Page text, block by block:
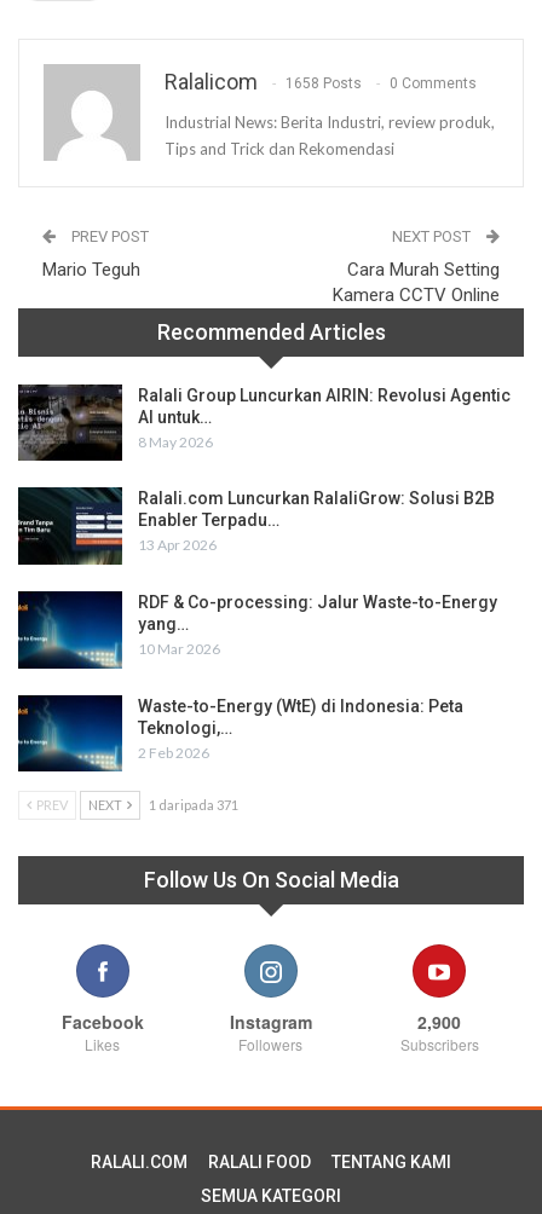
Ralalicom 1658 Posts 0 Comments
Industrial News: Berita Industri, review produk,
Tips and Trick dan Rekomendasi
PREV POST
Mario Teguh
NEXT POST
Cara Murah Setting
Kamera CCTV Online
Recommended Articles
Ralali Group Luncurkan AIRIN: Revolusi Agentic
AI untuk…
8 May 2026
Ralali.com Luncurkan RalaliGrow: Solusi B2B
Enabler Terpadu…
13 Apr 2026
RDF & Co-processing: Jalur Waste-to-Energy
yang…
10 Mar 2026
Waste-to-Energy (WtE) di Indonesia: Peta
Teknologi,…
2 Feb 2026
PREV NEXT 1 daripada 371
Follow Us On Social Media
Facebook
Likes
Instagram
Followers
2,900
Subscribers
RALALI.COM RALALI FOOD
TENTANG KAMI
SEMUA KATEGORI